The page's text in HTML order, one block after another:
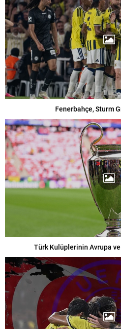
Fenerbahçe, Sturm
Türk Kulüplerinin Avrupa